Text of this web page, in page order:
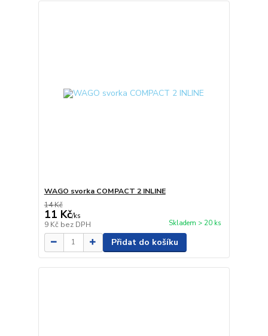
WAGO svorka COMPACT 2 INLINE
14 Kč
11 Kč/ks
9 Kč bez DPH Skladem > 20 ks
Přidat do košíku